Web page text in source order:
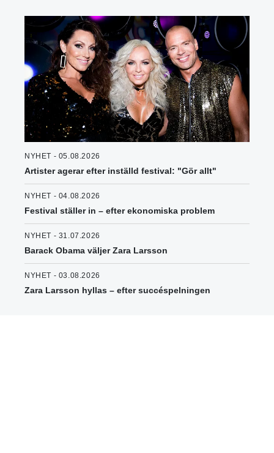
NYHET - 05.08.2026
Artister agerar efter inställd festival: "Gör allt"
NYHET - 04.08.2026
Festival ställer in – efter ekonomiska problem
NYHET - 31.07.2026
Barack Obama väljer Zara Larsson
NYHET - 03.08.2026
Zara Larsson hyllas – efter succéspelningen